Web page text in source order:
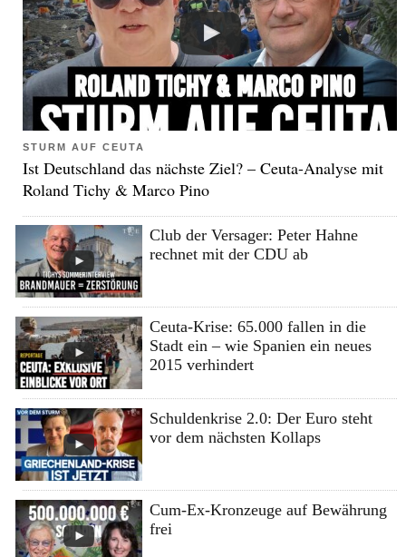
STURM AUF CEUTA
Ist Deutschland das nächste Ziel? – Ceuta-Analyse mit
Roland Tichy & Marco Pino
Club der Versager: Peter Hahne
rechnet mit der CDU ab
Ceuta-Krise: 65.000 fallen in die
Stadt ein – wie Spanien ein neues
2015 verhindert
Schuldenkrise 2.0: Der Euro steht
vor dem nächsten Kollaps
Cum-Ex-Kronzeuge auf Bewährung
frei